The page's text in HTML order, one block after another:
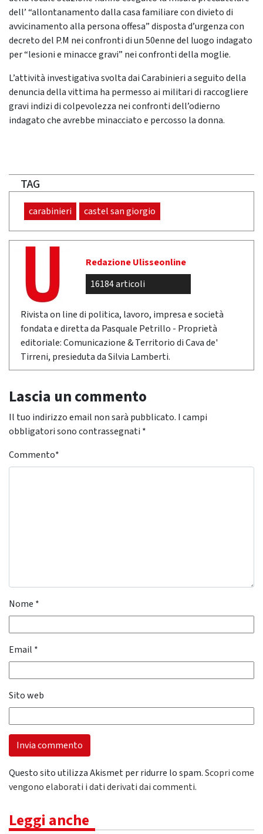
dell’ “allontanamento dalla casa familiare con divieto di
avvicinamento alla persona offesa” disposta d’urgenza con
decreto del P.M nei confronti di un 50enne del luogo indagato
per “lesioni e minacce gravi” nei confronti della moglie.
L’attività investigativa svolta dai Carabinieri a seguito della
denuncia della vittima ha permesso ai militari di raccogliere
gravi indizi di colpevolezza nei confronti dell’odierno
indagato che avrebbe minacciato e percosso la donna.
TAG
carabinieri castel san giorgio
Redazione Ulisseonline
16184 articoli
Rivista on line di politica, lavoro, impresa e società
fondata e diretta da Pasquale Petrillo - Proprietà
editoriale: Comunicazione & Territorio di Cava de'
Tirreni, presieduta da Silvia Lamberti.
Lascia un commento
Il tuo indirizzo email non sarà pubblicato. I campi
obbligatori sono contrassegnati *
Commento*
Nome *
Email *
Sito web
Questo sito utilizza Akismet per ridurre lo spam.Scopri come
vengono elaborati i dati derivati dai commenti.
Leggi anche